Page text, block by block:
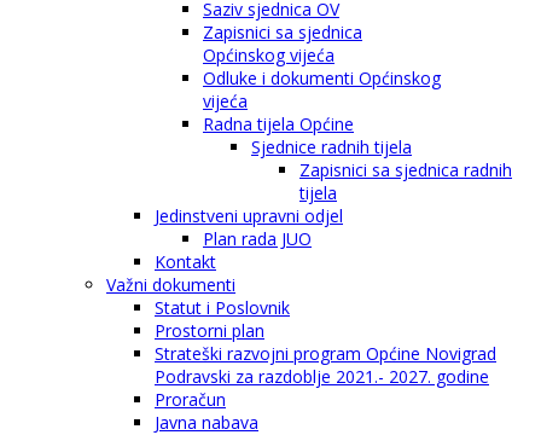
Saziv sjednica OV
Zapisnici sa sjednica
Općinskog vijeća
Odluke i dokumenti Općinskog
vijeća
Radna tijela Općine
Sjednice radnih tijela
Zapisnici sa sjednica radnih
tijela
Jedinstveni upravni odjel
Plan rada JUO
Kontakt
Važni dokumenti
Statut i Poslovnik
Prostorni plan
Strateški razvojni program Općine Novigrad
Podravski za razdoblje 2021.- 2027. godine
Proračun
Javna nabava